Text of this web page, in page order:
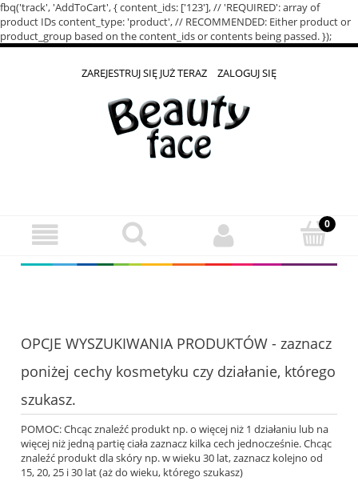
fbq('track', 'AddToCart', { content_ids: ['123'], // 'REQUIRED': array of
product IDs content_type: 'product', // RECOMMENDED: Either product or
product_group based on the content_ids or contents being passed. });
ZAREJESTRUJ SIĘ JUŻ TERAZ ZALOGUJ SIĘ
OPCJE WYSZUKIWANIA PRODUKTÓW - zaznacz
poniżej cechy kosmetyku czy działanie, którego
szukasz.
POMOC: Chcąc znaleźć produkt np. o więcej niż 1 działaniu lub na
więcej niż jedną partię ciała zaznacz kilka cech jednocześnie. Chcąc
znaleźć produkt dla skóry np. w wieku 30 lat, zaznacz kolejno od
15, 20, 25 i 30 lat (aż do wieku, którego szukasz)